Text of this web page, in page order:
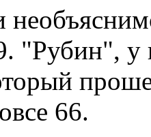
"Рубин", у
66.